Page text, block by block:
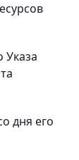
Указа
дня его